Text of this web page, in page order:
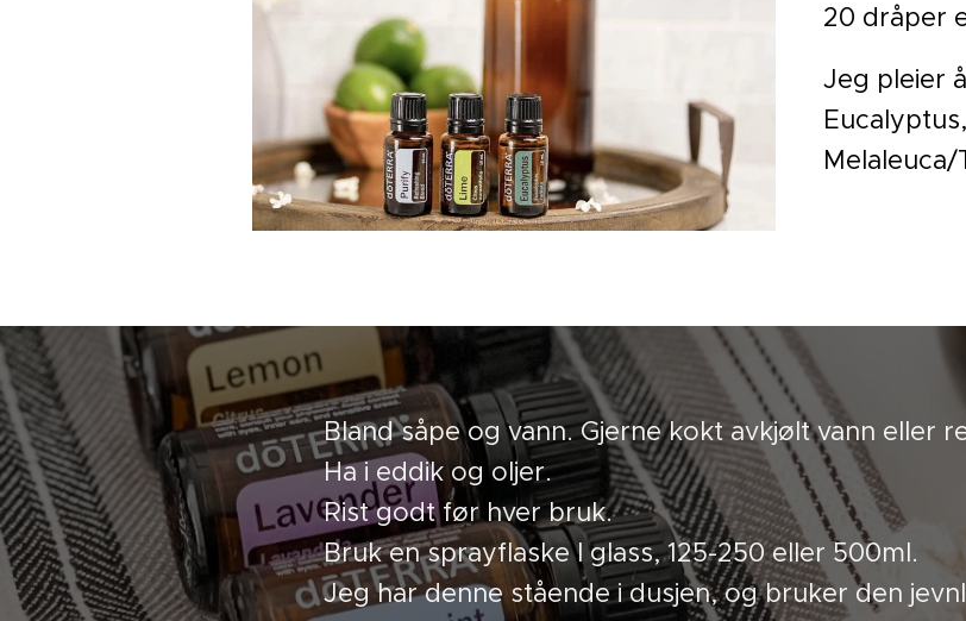
20 dråper
Jeg pleier
Melaleuca/
Bland såpe og vann. Gjerne kokt avkjølt vann eller
Ha i eddik og oljer.
Rist godt før hver bruk.
Bruk en sprayflaske I glass, 125-250 eller 500ml.
Jeg har denne stående i dusjen, og bruker den